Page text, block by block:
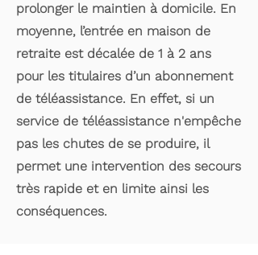
prolonger le maintien à domicile. En
moyenne, l’entrée en maison de
retraite est décalée de 1 à 2 ans
pour les titulaires d’un abonnement
de téléassistance. En effet, si un
service de téléassistance n'empêche
pas les chutes de se produire, il
permet une intervention des secours
très rapide et en limite ainsi les
conséquences.